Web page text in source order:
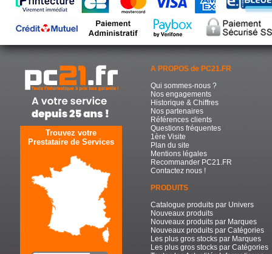
Trouvez votre
Prestataire de Services
A PROPOS de PC21.FR
Qui sommes-nous ?
Nos engagements
Historique & Chiffres
Nos partenaires
Références clients
Questions fréquentes
1ère Visite
Plan du site
Mentions légales
Recommander PC21.FR
Contactez nous !
PRODUITS
Catalogue produits par Univers
Nouveaux produits
Nouveaux produits par Marques
Nouveaux produits par Catégories
Les plus gros stocks par Marques
Les plus gros stocks par Catégories